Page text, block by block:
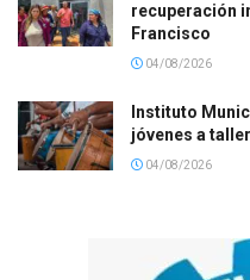
recuperación
Francisco
04/08/2026
Instituto
jóvenes a
04/08/2026